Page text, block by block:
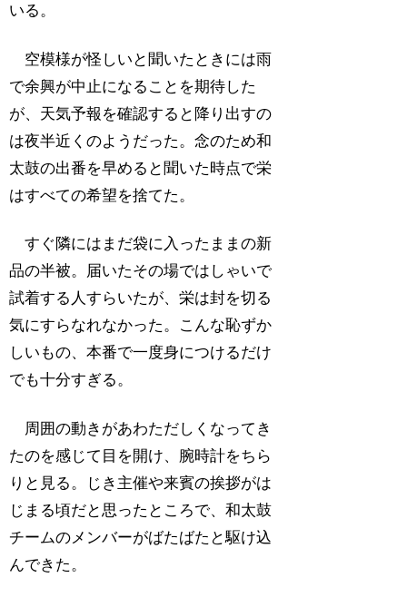
いる。
空模様が怪しいと聞いたときには雨
で余興が中止になることを期待した
が、天気予報を確認すると降り出すの
は夜半近くのようだった。念のため和
太鼓の出番を早めると聞いた時点で栄
はすべての希望を捨てた。
すぐ隣にはまだ袋に入ったままの新
品の半被。届いたその場ではしゃいで
試着する人すらいたが、栄は封を切る
気にすらなれなかった。こんな恥ずか
しいもの、本番で一度身につけるだけ
でも十分すぎる。
周囲の動きがあわただしくなってき
たのを感じて目を開け、腕時計をちら
りと見る。じき主催や来賓の挨拶がは
じまる頃だと思ったところで、和太鼓
チームのメンバーがばたばたと駆け込
んできた。